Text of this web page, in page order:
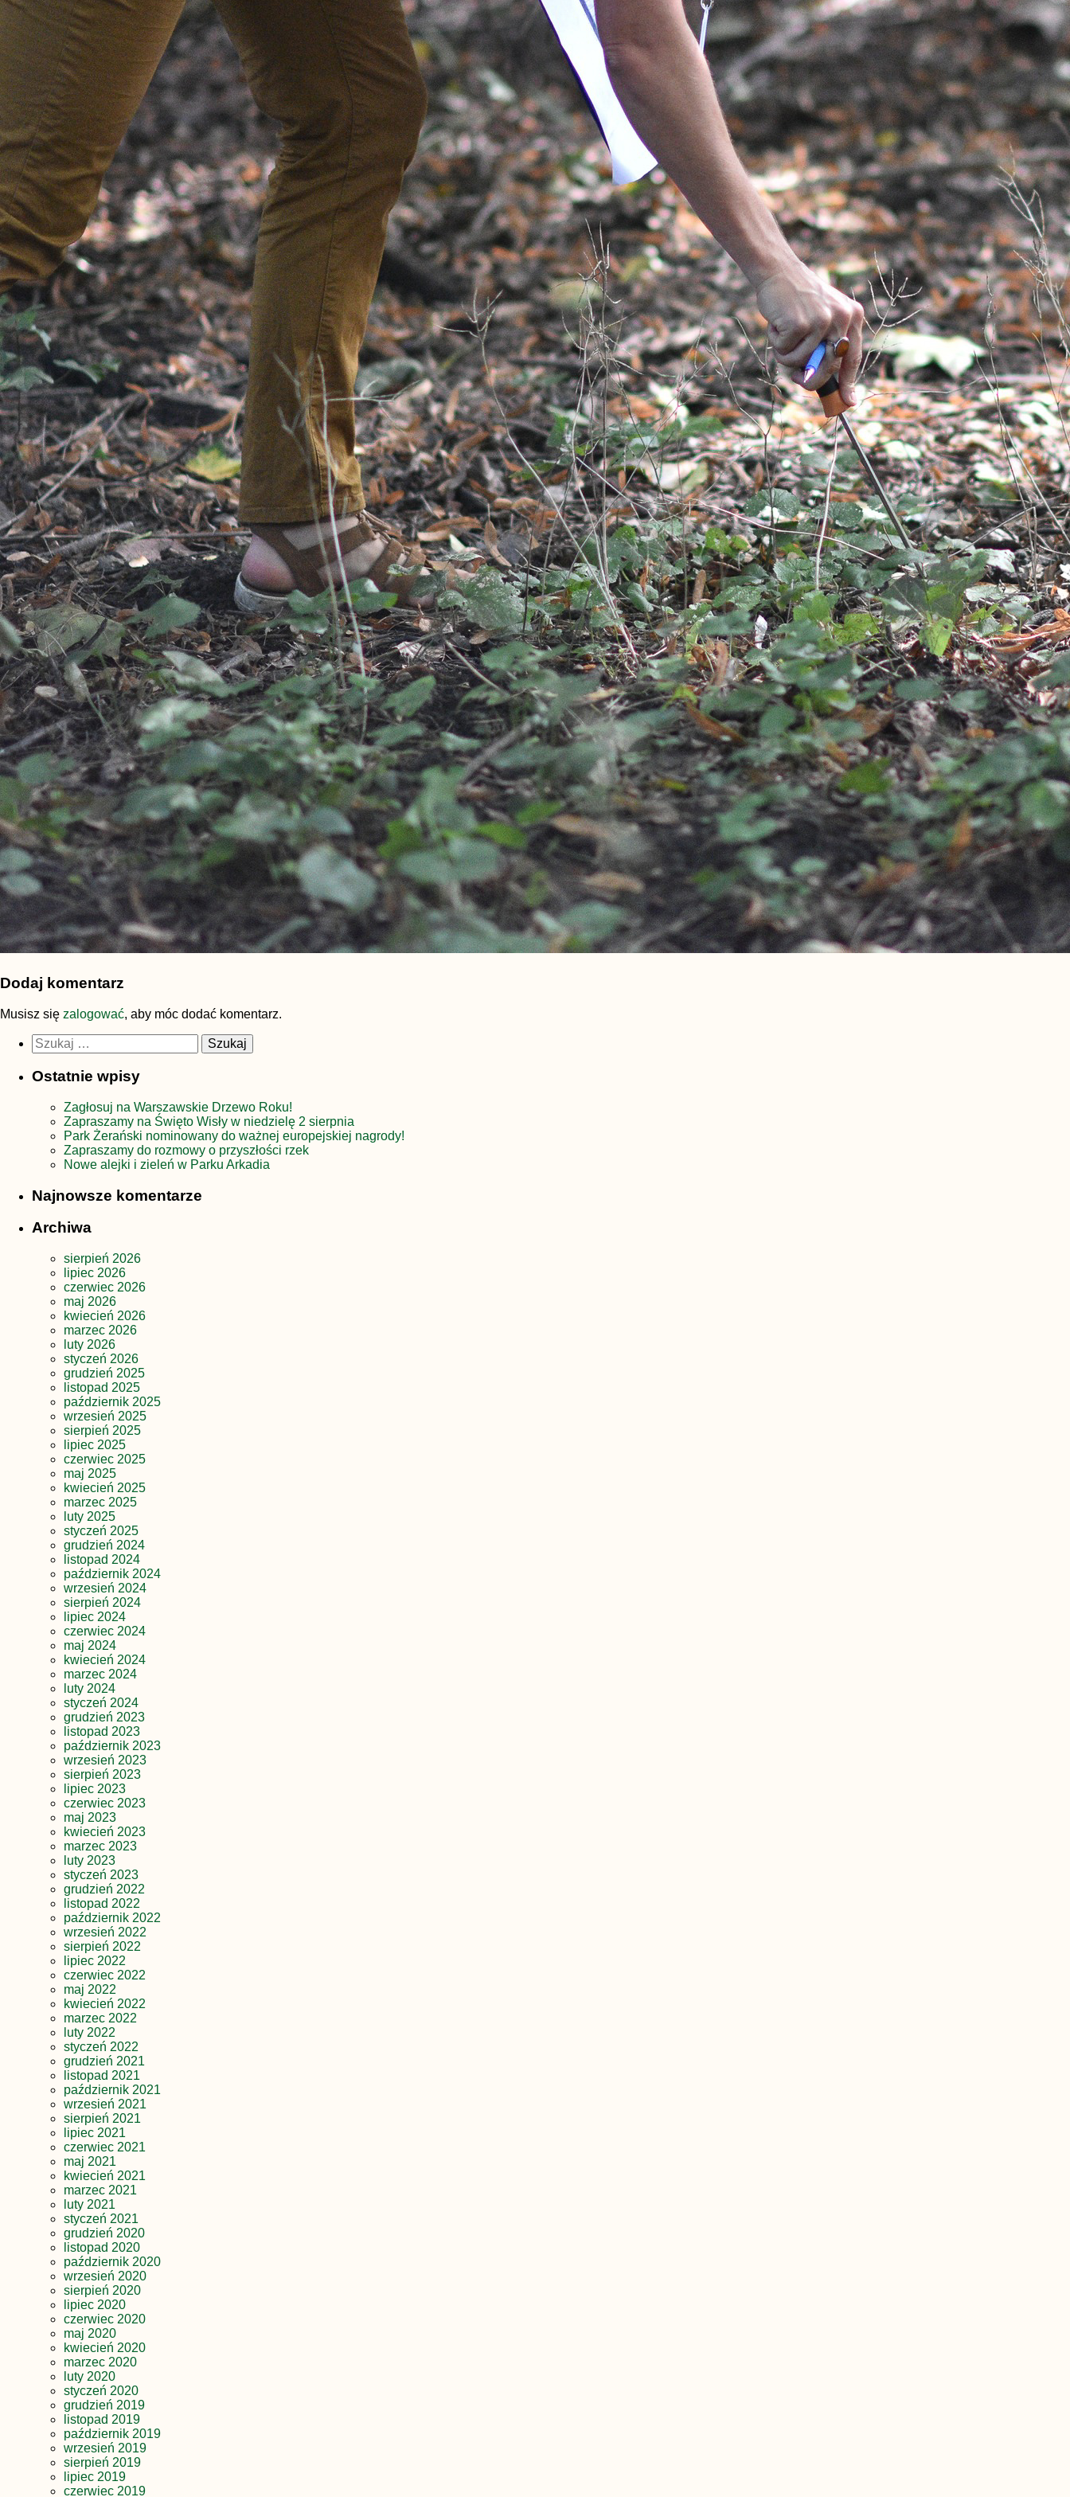
Dodaj komentarz
Musisz się zalogować, aby móc dodać komentarz.
Szukaj:
Ostatnie wpisy
Zagłosuj na Warszawskie Drzewo Roku!
Zapraszamy na Święto Wisły w niedzielę 2 sierpnia
Park Żerański nominowany do ważnej europejskiej nagrody!
Zapraszamy do rozmowy o przyszłości rzek
Nowe alejki i zieleń w Parku Arkadia
Najnowsze komentarze
Archiwa
sierpień 2026
lipiec 2026
czerwiec 2026
maj 2026
kwiecień 2026
marzec 2026
luty 2026
styczeń 2026
grudzień 2025
listopad 2025
październik 2025
wrzesień 2025
sierpień 2025
lipiec 2025
czerwiec 2025
maj 2025
kwiecień 2025
marzec 2025
luty 2025
styczeń 2025
grudzień 2024
listopad 2024
październik 2024
wrzesień 2024
sierpień 2024
lipiec 2024
czerwiec 2024
maj 2024
kwiecień 2024
marzec 2024
luty 2024
styczeń 2024
grudzień 2023
listopad 2023
październik 2023
wrzesień 2023
sierpień 2023
lipiec 2023
czerwiec 2023
maj 2023
kwiecień 2023
marzec 2023
luty 2023
styczeń 2023
grudzień 2022
listopad 2022
październik 2022
wrzesień 2022
sierpień 2022
lipiec 2022
czerwiec 2022
maj 2022
kwiecień 2022
marzec 2022
luty 2022
styczeń 2022
grudzień 2021
listopad 2021
październik 2021
wrzesień 2021
sierpień 2021
lipiec 2021
czerwiec 2021
maj 2021
kwiecień 2021
marzec 2021
luty 2021
styczeń 2021
grudzień 2020
listopad 2020
październik 2020
wrzesień 2020
sierpień 2020
lipiec 2020
czerwiec 2020
maj 2020
kwiecień 2020
marzec 2020
luty 2020
styczeń 2020
grudzień 2019
listopad 2019
październik 2019
wrzesień 2019
sierpień 2019
lipiec 2019
czerwiec 2019